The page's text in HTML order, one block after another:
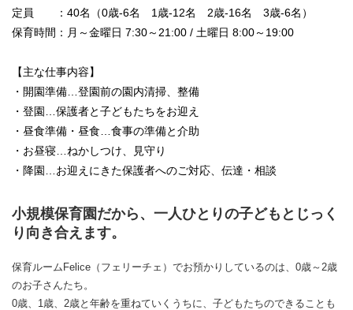
定員 ：40名（0歳-6名 1歳-12名 2歳-16名 3歳-6名）
保育時間：月～金曜日 7:30～21:00 / 土曜日 8:00～19:00
【主な仕事内容】
・開園準備…登園前の園内清掃、整備
・登園…保護者と子どもたちをお迎え
・昼食準備・昼食…食事の準備と介助
・お昼寝…ねかしつけ、見守り
・降園…お迎えにきた保護者へのご対応、伝達・相談
小規模保育園だから、一人ひとりの子どもとじっく
り向き合えます。
保育ルームFelice（フェリーチェ）でお預かりしているのは、0歳～2歳
のお子さんたち。
0歳、1歳、2歳と年齢を重ねていくうちに、子どもたちのできることも